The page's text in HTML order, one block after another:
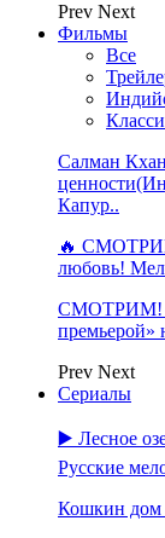
Prev Next
Фильмы
Все
Салман
Капур..
🔥
любовь!
СМОТРИМ!
Prev Next
Сериалы
▶️ Лесное
Русские
Кошкин дом